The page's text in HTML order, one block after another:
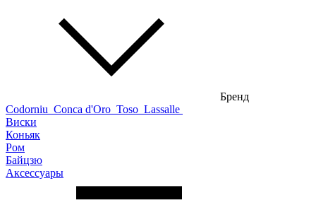
Бренд
Codorniu Conca d'Oro Toso Lassalle
Виски
Коньяк
Ром
Байцзю
Аксессуары